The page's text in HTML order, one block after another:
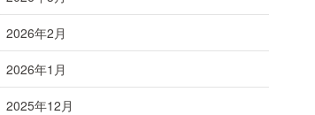
2026年2月
2026年1月
2025年12月